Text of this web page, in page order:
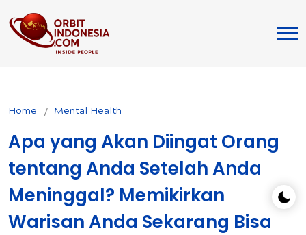
Home Mental Health
Apa yang Akan Diingat Orang
tentang Anda Setelah Anda
Meninggal? Memikirkan
Warisan Anda Sekarang Bisa